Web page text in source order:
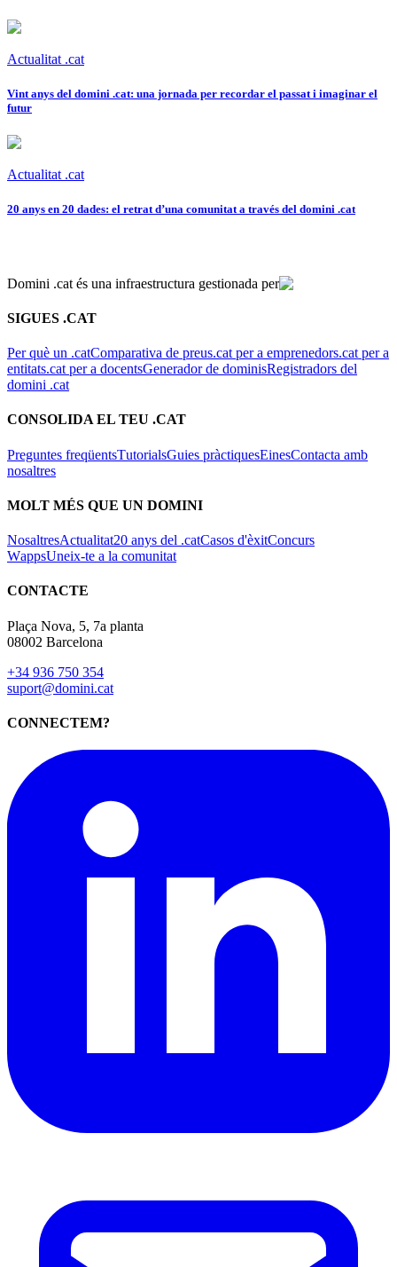
Actualitat .cat
Vint anys del domini .cat: una jornada per recordar el passat i imaginar el
futur
Actualitat .cat
20 anys en 20 dades: el retrat d’una comunitat a través del domini .cat
Domini .cat és una infraestructura gestionada per
SIGUES .CAT
Per què un .catComparativa de preus.cat per a emprenedors.cat per a
entitats.cat per a docentsGenerador de dominisRegistradors del
domini .cat
CONSOLIDA EL TEU .CAT
Preguntes freqüentsTutorialsGuies pràctiquesEinesContacta amb
nosaltres
MOLT MÉS QUE UN DOMINI
NosaltresActualitat20 anys del .catCasos d'èxitConcurs
WappsUneix-te a la comunitat
CONTACTE
Plaça Nova, 5, 7a planta
08002 Barcelona
+34 936 750 354
suport@domini.cat
CONNECTEM?